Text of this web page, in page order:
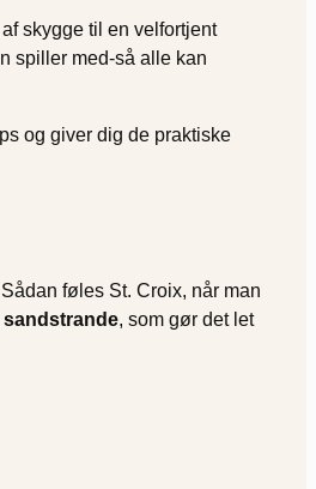
skygge til en velfortjent
spiller med-så alle kan
og giver dig de praktiske
føles St. Croix, når man
sandstrande, som gør det let